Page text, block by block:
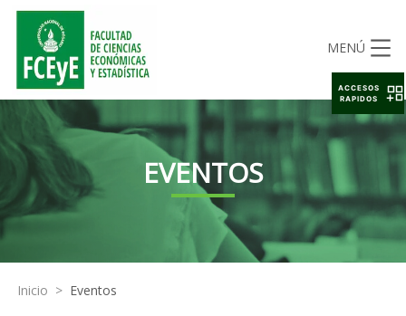
MENÚ
EVENTOS
Inicio > Eventos
ACCESOS
RAPIDOS